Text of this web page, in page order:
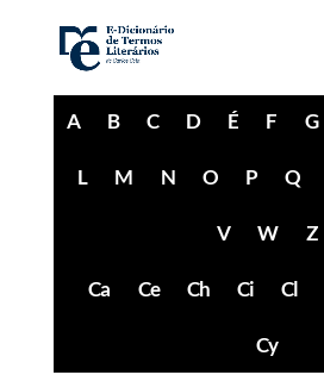
A B C D É F G
L M N O P Q
V W Z
Ca Ce Ch Ci Cl
Cy